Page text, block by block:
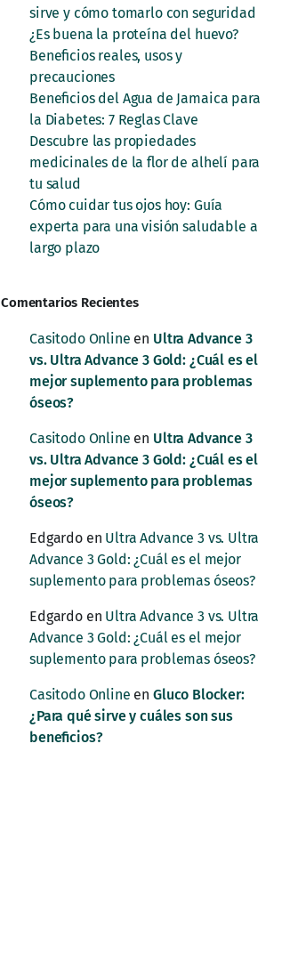
sirve y cómo tomarlo con seguridad
¿Es buena la proteína del huevo?
Beneficios reales, usos y
precauciones
Beneficios del Agua de Jamaica para
la Diabetes: 7 Reglas Clave
Descubre las propiedades
medicinales de la flor de alhelí para
tu salud
Cómo cuidar tus ojos hoy: Guía
experta para una visión saludable a
largo plazo
Comentarios Recientes
Casitodo Online en Ultra Advance 3
vs. Ultra Advance 3 Gold: ¿Cuál es el
mejor suplemento para problemas
óseos?
Casitodo Online en Ultra Advance 3
vs. Ultra Advance 3 Gold: ¿Cuál es el
mejor suplemento para problemas
óseos?
Edgardoen Ultra Advance 3 vs. Ultra
Advance 3 Gold: ¿Cuál es el mejor
suplemento para problemas óseos?
Edgardoen Ultra Advance 3 vs. Ultra
Advance 3 Gold: ¿Cuál es el mejor
suplemento para problemas óseos?
Casitodo Online en Gluco Blocker:
¿Para qué sirve y cuáles son sus
beneficios?